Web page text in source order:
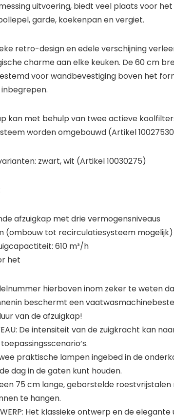
uitvoering, biedt veel plaats voor
garde, koekenpan en vergiet.
retro-design en edele verschijning
charme aan elke keuken. De 60 cm
voor wandbevestiging boven het
kan met behulp van twee actieve
worden omgebouwd (Artikel
zwart, wit (Artikel 10030275)
afzuigkap met drie vermogensniveaus
(ombouw tot recirculatiesysteem mogelijk)
610 m³/h
het
hierboven inom zeker te weten
beschermt een
van de afzuigkap!
De intensiteit van de zuigkracht kan
praktische lampen ingebed in de
dag in de gaten kunt houden.
een 75 cm lange, geborstelde
te hangen.
Het klassieke ontwerp en de